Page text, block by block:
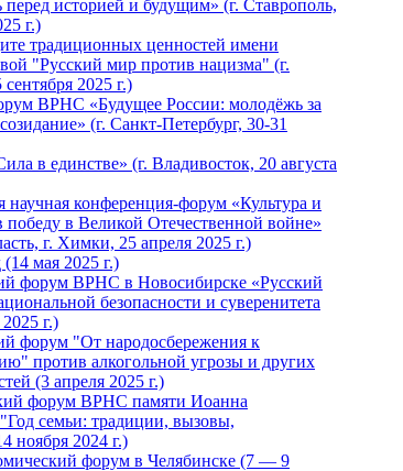
перед историей и будущим» (г. Ставрополь,
г.)
традиционных ценностей имени
"Русский мир против нацизма" (г.
2025 г.)
ВРНС «Будущее России: молодёжь за
(г. Санкт-Петербург, 30-31
в единстве» (г. Владивосток, 20 августа
научная конференция-форум «Культура и
победу в Великой Отечественной войне»
г. Химки, 25 апреля 2025 г.)
мая 2025 г.)
форум ВРНС в Новосибирске «Русский
безопасности и суверенитета
г.)
форум "От народосбережения к
против алкогольной угрозы и других
(3 апреля 2025 г.)
форум ВРНС памяти Иоанна
семьи: традиции, вызовы,
ноября 2024 г.)
форум в Челябинске (7 — 9